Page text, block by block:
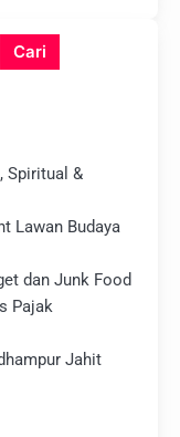
Spiritual &
Lawan Budaya
dan Junk Food
Pajak
Jahit